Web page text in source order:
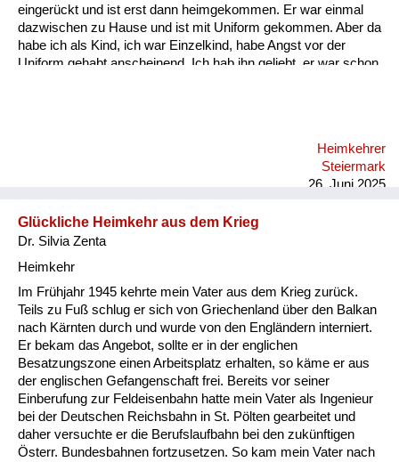
eingerückt und ist erst dann heimgekommen. Er war einmal
dazwischen zu Hause und ist mit Uniform gekommen. Aber da
habe ich als Kind, ich war Einzelkind, habe Angst vor der
Uniform gehabt anscheinend. Ich hab ihn geliebt, er war schon
meine Mutter ist mit mir immer am Bahnhof fahren mit dem
Fahrrad und der Vati war halt nie dabei, sie hat auch keine
Heimkehrer
Steiermark
26. Juni 2025
Glückliche Heimkehr aus dem Krieg
Dr. Silvia Zenta
Heimkehr
Im Frühjahr 1945 kehrte mein Vater aus dem Krieg zurück.
Teils zu Fuß schlug er sich von Griechenland über den Balkan
nach Kärnten durch und wurde von den Engländern interniert.
Er bekam das Angebot, sollte er in der englichen
Besatzungszone einen Arbeitsplatz erhalten, so käme er aus
der englischen Gefangenschaft frei. Bereits vor seiner
Einberufung zur Feldeisenbahn hatte mein Vater als Ingenieur
bei der Deutschen Reichsbahn in St. Pölten gearbeitet und
daher versuchte er die Berufslaufbahn bei den zukünftigen
Österr. Bundesbahnen fortzusetzen. So kam mein Vater nach